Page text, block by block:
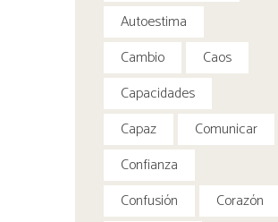
Autoestima
Cambio
Caos
Capacidades
Capaz
Comunicar
Confianza
Confusión
Corazón